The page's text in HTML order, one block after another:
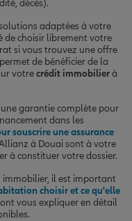
décès).
adaptées à votre
de choisir librement votre
si vous trouvez une offre
de bénéficier de la
votrecrédit immobilierà
garantie complète pour
dans les
souscrire une assurance
à Douai sont à votre
à constituer votre dossier.
immobilier, il est important
choisir et ce qu'elle
vous expliquer en détail